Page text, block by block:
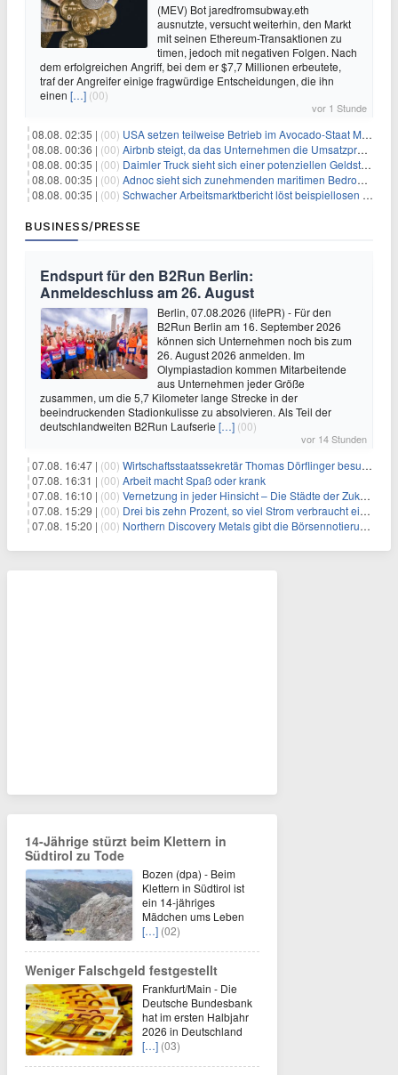
(MEV) Bot jaredfromsubway.eth
ausnutzte, versucht weiterhin, den Markt
mit seinen Ethereum-Transaktionen zu
timen, jedoch mit negativen Folgen. Nach
dem erfolgreichen Angriff, bei dem er $7,7 Millionen erbeutete,
traf der Angreifer einige fragwürdige Entscheidungen, die ihn
einen […] (00)
vor 1 Stunde
08.08. 02:35 | (00) USA setzen teilweise Betrieb im Avocado-Staat Michoacán in Mexiko wieder in Gang
08.08. 00:36 | (00) Airbnb steigt, da das Unternehmen die Umsatzprognose anhebt und starkes Wachstum signalisiert
08.08. 00:35 | (00) Daimler Truck sieht sich einer potenziellen Geldstrafe von 1 Milliarde Euro aufgrund von EU-Emissionsvorschriften gegenüber
08.08. 00:35 | (00) Adnoc sieht sich zunehmenden maritimen Bedrohungen angesichts regionaler Spannungen gegenüber
08.08. 00:35 | (00) Schwacher Arbeitsmarktbericht löst beispiellosen Börsenanstieg aus
BUSINESS/PRESSE
Endspurt für den B2Run Berlin:
Anmeldeschluss am 26. August
Berlin, 07.08.2026 (lifePR) - Für den
B2Run Berlin am 16. September 2026
können sich Unternehmen noch bis zum
26. August 2026 anmelden. Im
Olympiastadion kommen Mitarbeitende
aus Unternehmen jeder Größe
zusammen, um die 5,7 Kilometer lange Strecke in der
beeindruckenden Stadionkulisse zu absolvieren. Als Teil der
deutschlandweiten B2Run Laufserie […] (00)
vor 14 Stunden
07.08. 16:47 | (00) Wirtschaftsstaatssekretär Thomas Dörflinger besucht Handwerksbetrieb im Kammerbezirk Freiburg
07.08. 16:31 | (00) Arbeit macht Spaß oder krank
07.08. 16:10 | (00) Vernetzung in jeder Hinsicht – Die Städte der Zukunft sind grün-blau
07.08. 15:29 | (00) Drei bis zehn Prozent, so viel Strom verbraucht ein Aufzug im Gebäude
07.08. 15:20 | (00) Northern Discovery Metals gibt die Börsennotierung an der Frankfurter Wertpapierbörse bekannt
14-Jährige stürzt beim Klettern in
Südtirol zu Tode
Bozen (dpa) - Beim
Klettern in Südtirol ist
ein 14-jähriges
Mädchen ums Leben
[…] (02)
Weniger Falschgeld festgestellt
Frankfurt/Main - Die
Deutsche Bundesbank
hat im ersten Halbjahr
2026 in Deutschland
[…] (03)